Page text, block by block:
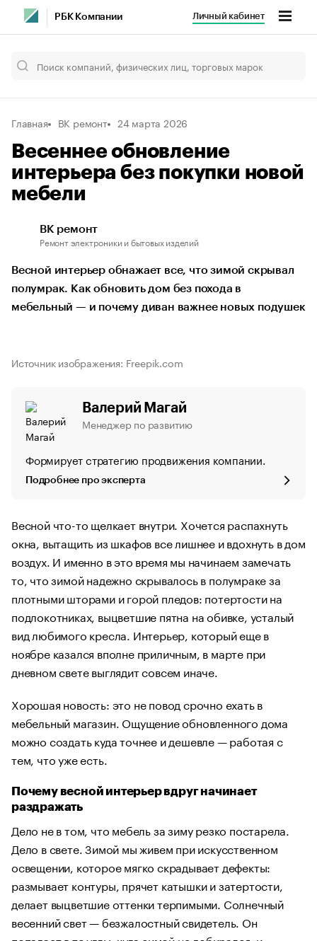
РБК Компании Личный кабинет
Главная BK ремонт 24 марта 2026
Весеннее обновление
интерьера без покупки новой
мебели
BK ремонт
Ремонт электроники и бытовых изделий
Весной интерьер обнажает все, что зимой скрывал
полумрак. Как обновить дом без похода в
мебельный — и почему диван важнее новых подушек
Источник изображения: Freepik.com
Валерий Магай
Менеджер по развитию
Формирует стратегию продвижения компании.
Подробнее про эксперта
Весной что-то щелкает внутри. Хочется распахнуть
окна, вытащить из шкафов все лишнее и вдохнуть в дом
воздух. И именно в это время мы начинаем замечать
то, что зимой надежно скрывалось в полумраке за
плотными шторами и горой пледов: потертости на
подлокотниках, выцветшие пятна на обивке, усталый
вид любимого кресла. Интерьер, который еще в
ноябре казался вполне приличным, в марте при
дневном свете выглядит совсем иначе.
Хорошая новость: это не повод срочно ехать в
мебельный магазин. Ощущение обновленного дома
можно создать куда точнее и дешевле — работая с
тем, что уже есть.
Почему весной интерьер вдруг начинает
раздражать
Дело не в том, что мебель за зиму резко постарела.
Дело в свете. Зимой мы живем при искусственном
освещении, которое мягко скрадывает дефекты:
размывает контуры, прячет катышки и затертости,
делает выцветшие оттенки терпимыми. Солнечный
весенний свет — безжалостный свидетель. Он